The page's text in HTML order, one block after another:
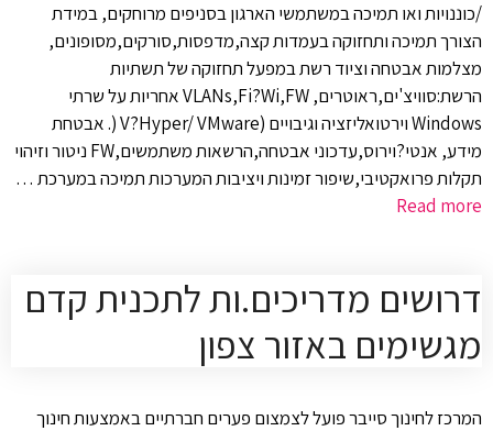
/כוננויות ואו תמיכה במשתמשי הארגון בסניפים מרוחקים, במידת
הצורך תמיכה ותחזוקה בעמדות קצה,מדפסות,סורקים,מסופונים,
מצלמות אבטחה וציוד רשת במפעל תחזוקה של תשתיות
הרשת:סוויצ'ים,ראוטרים, VLANs,Fi?Wi,FW אחריות על שרתי
Windows וירטואליזציה וגיבויים (V?Hyper/ VMware (. אבטחת
מידע, אנטי?וירוס,עדכוני אבטחה,הרשאות משתמשים,FW ניטור וזיהוי
תקלות פרואקטיבי,שיפור זמינות ויציבות המערכות תמיכה במערכת …
Read more
דרושים מדריכים.ות לתכנית קדם
מגשימים באזור צפון
המרכז לחינוך סייבר פועל לצמצום פערים חברתיים באמצעות חינוך